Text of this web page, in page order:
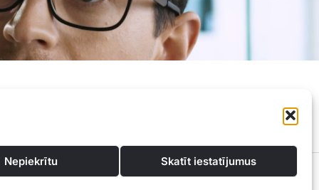
Nepiekrītu Skatīt iestatījumus
konsultācijas un atbalstu, lai atrastu vislabākos finanšu risinājumus, kas